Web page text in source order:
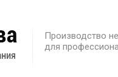
Производство
для